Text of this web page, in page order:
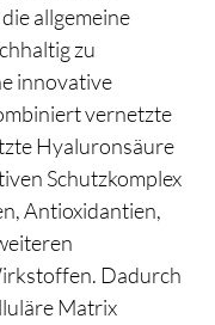
allgemeine
zu
innovative
vernetzte
Hyaluronsäure
Schutzkomplex
Antioxidantien,
Dadurch
Matrix